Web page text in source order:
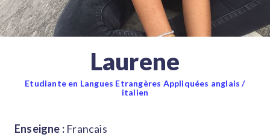
Laurene
Etudiante en Langues Etrangères Appliquées anglais /
italien
Enseigne : Francais